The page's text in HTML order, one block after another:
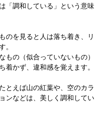
「調和している」という意味
のを見ると人は落ち着き、リ
。
もの（似合っていないもの）
着かず、違和感を覚えます。
とえば山の紅葉や、空のカラ
ンなどは、美しく調和してい